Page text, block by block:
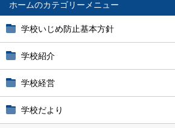
ホーム
学校いじめ防止基本方針
学校紹介
学校経営
学校だより